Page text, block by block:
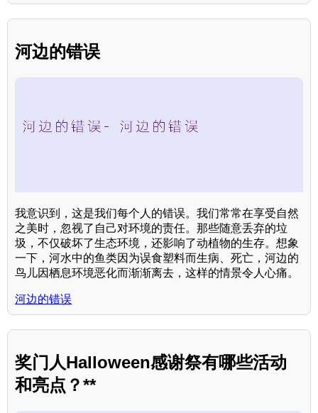
河边的错误
我意识到，这是我们每个人的错误。我们常常在享受自然
之美时，忽视了自己对环境的责任。那些随意丢弃的垃
圾，不仅破坏了生态环境，还影响了动植物的生存。想象
一下，河水中的鱼类因为误食塑料而生病、死亡，河边的
鸟儿因栖息环境恶化而渐渐离去，这样的情景令人心痛。
河边的错误
奖门人Halloween感谢祭有哪些活动
和亮点？**